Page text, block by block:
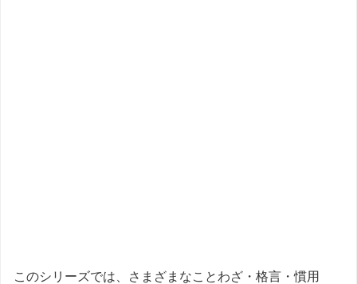
このシリーズでは、さまざまなことわざ・格言・慣用